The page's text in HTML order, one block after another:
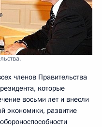
членов Правительства
которые
восьми лет и внесли
экономики, развитие